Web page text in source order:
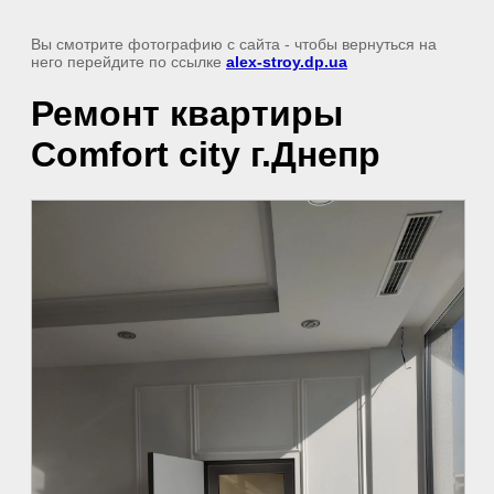
Вы смотрите фотографию с сайта - чтобы вернуться на
него перейдите по ссылке alex-stroy.dp.ua
Ремонт квартиры
Comfort city г.Днепр